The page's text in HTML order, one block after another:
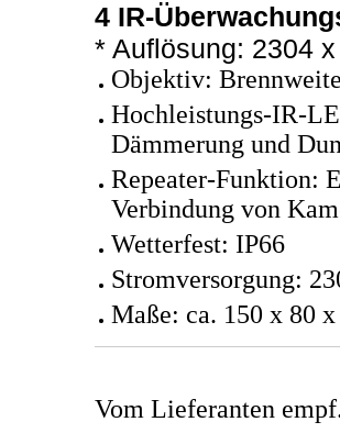
4 IR-
* Auflösung: 2304
Objektiv:
Hochleistungs-IR-
Dämmerung und
Repeater-Funktion:
Verbindung von
Wetterfest: IP66
Stromversorgung:
Maße: ca. 150 x 80
Vom Lieferanten